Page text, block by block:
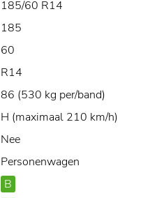
185/60 R14
185
60
R14
86 (530 kg per/band)
H (maximaal 210 km/h)
Nee
Personenwagen
B